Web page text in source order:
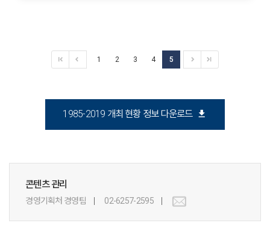
1 2 3 4 5
1985-2019 개최 현황 정보 다운로드 download
콘텐츠 관리
경영기획처 경영팀 02-6257-2595